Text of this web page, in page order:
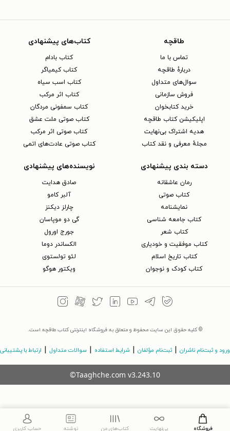
طاقچه
تماس با ما
دربارهٔ طاقچه
سوال‌های متداول
فروش سازمانی
خرید کتابخوان
اپلیکیشن کتاب طاقچه
هدیه اشتراک بی‌نهایت
مجلهٔ معرفی و نقد کتاب
کتاب‌های پیشنهادی
کتاب بادام
کتاب کیمیاگر
کتاب اسب سیاه
کتاب اثر مرکب
کتاب سمفونی مردگان
کتاب صوتی ملت عشق
کتاب صوتی اثر مرکب
کتاب صوتی عادت‌های اتمی
دسته بندی پیشنهادی
رمان عاشقانه
کتاب‌ صوتی
نمایشنامه
کتاب جامعه شناسی
کتاب شعر
کتاب موفقیت و خودیاری
کتاب تاریخ اسلام
کتاب کودک و نوجوان
نویسنده‌های پیشنهادی
صادق هدایت
آلبر کامو
چارلز دیکنز
گی دو موپاسان
جورج اورول
الکساندر دوما
لئو تولستوی
ویکتور هوگو
© کلیه حقوق این سایت محفوظ و متعلق به فروشگاه اینترنتی کتاب طاقچه است.
ورود و ثبت‌نام ناشران ثبت‌نام مؤلفان شرایط استفاده سوالات متداول ارتباط با پشتیبانی
©Taaghche.com v3.243.10
فروشگاه بی‌نهایت کتاب‌های من نوشته حساب کاربری